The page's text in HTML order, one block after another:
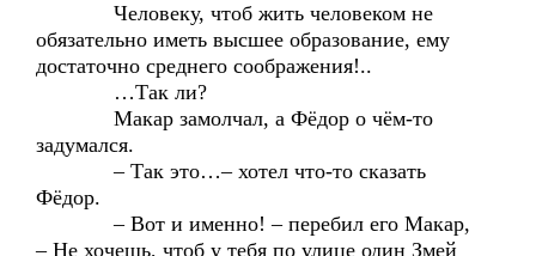
Человеку, чтоб жить человеком не
обязательно иметь высшее образование, ему
достаточно среднего соображения!..
…Так ли?
Макар замолчал, а Фёдор о чём-то
задумался.
– Так это…– хотел что-то сказать
Фёдор.
– Вот и именно! – перебил его Макар,
– Не хочешь, чтоб у тебя по улице один Змей